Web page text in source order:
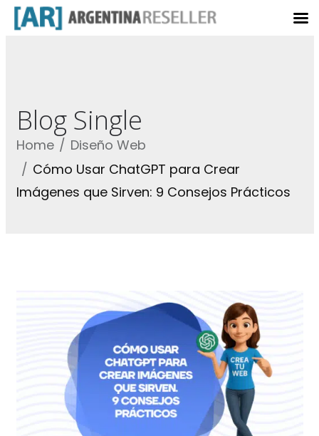
Blog Single
Home
Diseño Web
Cómo Usar ChatGPT para Crear
Imágenes que Sirven: 9 Consejos Prácticos